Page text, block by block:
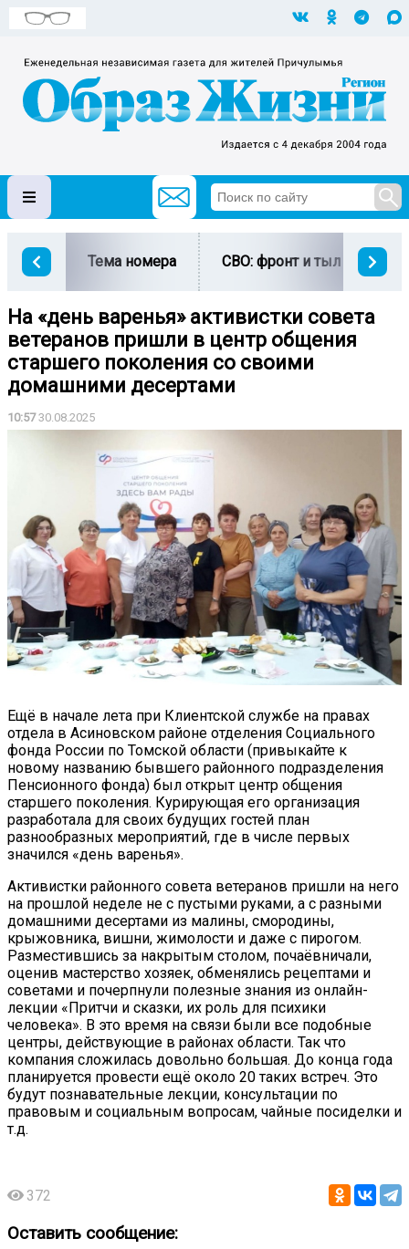
Тема номера СВО: фронт и тыл
На «день варенья» активистки совета
ветеранов пришли в центр общения
старшего поколения со своими
домашними десертами
10:5730.08.2025
Ещё в начале лета при Клиентской службе на правах
отдела в Асиновском районе отделения Социального
фонда России по Томской области (привыкайте к
новому названию бывшего районного подразделения
Пенсионного фонда) был открыт центр общения
старшего поколения. Курирующая его организация
разработала для своих будущих гостей план
разнообразных мероприятий, где в числе первых
значился «день варенья».
Активистки районного совета ветеранов пришли на него
на прошлой неделе не с пустыми руками, а с разными
домашними десертами из малины, смородины,
крыжовника, вишни, жимолости и даже с пирогом.
Разместившись за накрытым столом, почаёвничали,
оценив мастерство хозяек, обменялись рецептами и
советами и почерпнули полезные знания из онлайн-
лекции «Притчи и сказки, их роль для психики
человека». В это время на связи были все подобные
центры, действующие в районах области. Так что
компания сложилась довольно большая. До конца года
планируется провести ещё около 20 таких встреч. Это
будут познавательные лекции, консультации по
правовым и социальным вопросам, чайные посиделки и
т.д.
372
Оставить сообщение: